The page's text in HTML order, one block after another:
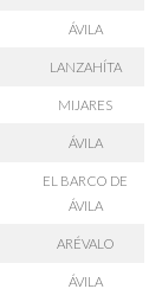
ÁVILA
LANZAHÍTA
MIJARES
ÁVILA
EL BARCO DE
ÁVILA
ARÉVALO
ÁVILA